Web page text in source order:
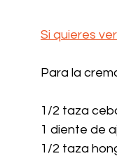
Si quieres
Para la
1/2 taza
1 diente de
1/2 taza